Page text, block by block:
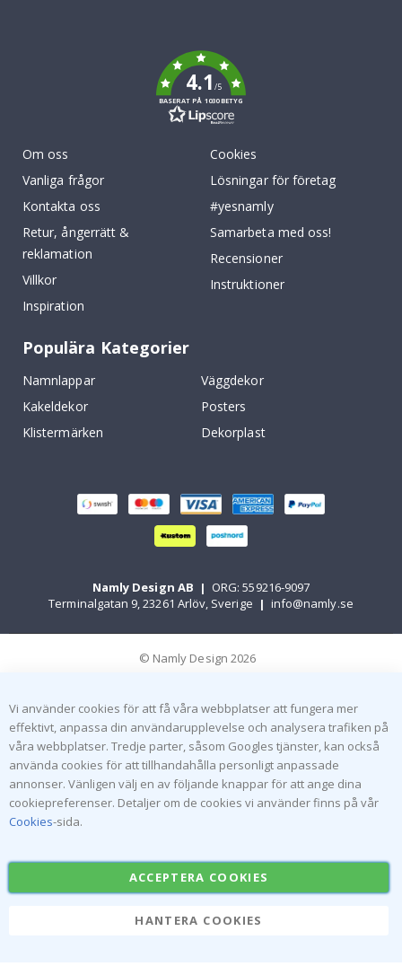
4.1/5
BASERAT PÅ 1030 BETYG
Om oss
Vanliga frågor
Kontakta oss
Retur, ångerrätt &
reklamation
Villkor
Inspiration
Cookies
Lösningar för företag
#yesnamly
Samarbeta med oss!
Recensioner
Instruktioner
Populära Kategorier
Namnlappar
Väggdekor
Kakeldekor
Posters
Klistermärken
Dekorplast
Namly Design AB | ORG: 559216-9097
Terminalgatan 9, 23261 Arlöv, Sverige | info@namly.se
© Namly Design 2026
Vi använder cookies för att få våra webbplatser att fungera mer
effektivt, anpassa din användarupplevelse och analysera trafiken på
våra webbplatser. Tredje parter, såsom Googles tjänster, kan också
använda cookies för att tillhandahålla personligt anpassade
annonser. Vänligen välj en av följande knappar för att ange dina
cookiepreferenser. Detaljer om de cookies vi använder finns på vår
Cookies-sida.
ACCEPTERA COOKIES
HANTERA COOKIES